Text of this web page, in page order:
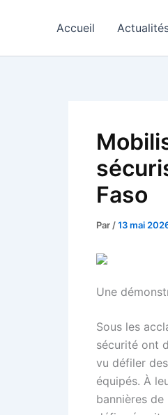
Accueil
Faso
Par /13 mai
Une
Sous les
sécurité ont
vu défiler
équipés. À
bannières